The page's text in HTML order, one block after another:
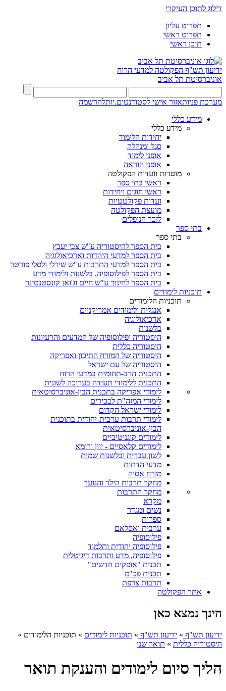
דילוג לתוכן העיקרי
תפריט עליון
תפריט ראשי
תוכן ראשי
ידיעון תש"ף הפקולטה למדעי הרוח
אוניברסיטת תל אביב
מערכת פניותאזור אישי לסטודנטים.יותלהרשמה
מידע כללי
מידע כללי
יחידות הלימוד
סגל ומנהלה
אופני לימוד
אופני הוראה
מוסדות וועדות הפקולטה
ראשי בתי ספר
ראשי חוגים ויחידות
ועדות פקולטטיות
מועצת הפקולטה
לזכר הנופלים
בתי ספר
בתי ספר
בית הספר להיסטוריה ע"ש צבי יעבץ
בית הספר למדעי היהדות וארכיאולוגיה
בית הספר למדעי התרבות ע"ש שירלי ולסלי פורטר
בית הספר לפילוסופיה, בלשנות ולימודי מדע
בית הספר לחינוך ע"ש חיים וג'ואן קונסטנטינר
תוכניות לימודים
תוכניות הלימודים
אנגלית ולימודים אמריקניים
ארכיאולוגיה
בלשנות
היסטוריה ופילוסופיה של המדעים והרעיונות
היסטוריה כללית
היסטוריה של המזרח התיכון ואפריקה
היסטוריה של עם ישראל
התכנית הרב-תחומית במדעי הרוח
התכנית ללימודי תעודה בעריכה לשונית
לימודי אפריקה בתכנית הבין-אוניברסיטאית
לימודי המזה"ת לבכירים
לימודי ישראל הקדום
לימודי תרבות ערבית-יהודית בתוכנית
הבין-אוניברסיטאית
לימודים קוגניטיביים
לימודים קלאסיים - יוון ורומא
לשון עברית ובלשנות שמית
מדעי הדתות
מזרח אסיה
מחקר תרבות הילד והנוער
מחקר התרבות
מקרא
נשים ומגדר
ספרות
ערבית ואסלאם
פילוסופיה
פילוסופיה יהודית ותלמוד
פילוסופיה, מדע ותרבות דיגיטלית
תכנית "אופקים חדשים"
תכנית פכ"מ
תרבות צרפת
אתר הפקולטה
הינך נמצא כאן
ידיעון תש"ף » ידיעון תש"ף » תוכניות לימודים » תוכניות הלימודים »
היסטוריה כללית » תואר שני
הליך סיום לימודים והענקת תואר